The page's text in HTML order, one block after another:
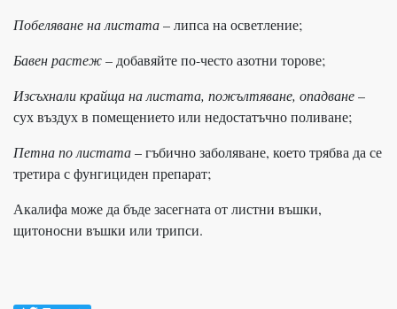
Побеляване на листата– липса на осветление;
Бавен растеж– добавяйте по-често азотни торове;
Изсъхнали крайща на листата, пожълтяване, опадване–
сух въздух в помещението или недостатъчно поливане;
Петна по листата– гъбично заболяване, което трябва да се
третира с фунгициден препарат;
Акалифа може да бъде засегната от листни въшки,
щитоносни въшки или трипси.